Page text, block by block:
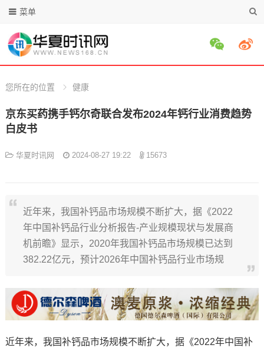
菜单
您所在的位置 健康
京东买药携手钙尔奇联合发布2024年钙行业消费趋势
白皮书
华夏时讯网 2024-08-27 19:22 15673
近年来，我国补钙品市场规模不断扩大，据《2022
年中国补钙品行业分析报告-产业规模现状与发展商
机前瞻》显示，2020年我国补钙品市场规模已达到
382.22亿元，预计2026年中国补钙品行业市场规
近年来，我国补钙品市场规模不断扩大，据《2022年中国补